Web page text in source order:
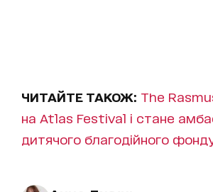
ЧИТАЙТЕ ТАКОЖ: The
на Atlas Festival і стане
дитячого благодійного